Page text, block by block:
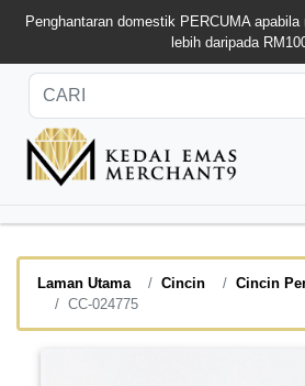
Penghantaran domestik PERCUMA
lebih daripada
Laman Utama Cincin
Cincin
CC-024775